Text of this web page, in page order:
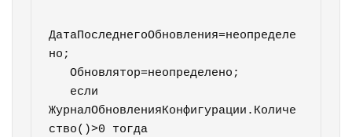
ДатаПоследнегоОбновления=неопределе
но;
   Обновлятор=неопределено;
ЖурналОбновленияКонфигурации.Количе
ство()>0 тогда